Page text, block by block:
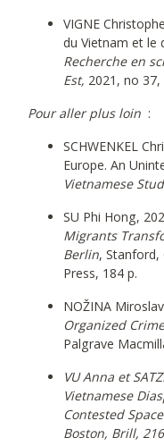
VIGNE
du Vietnam et le
Recherche en
Est, 2021, no 37,
Pour aller plus loin :
SCHWENKEL
Europe. An
Vietnamese
SU Phi Hong,
Migrants
Berlin, Stanford,
Press, 184 p.
NOŽINA
Organized
Palgrave
VU Anna et
Vietnamese
Contested
Boston, Brill,